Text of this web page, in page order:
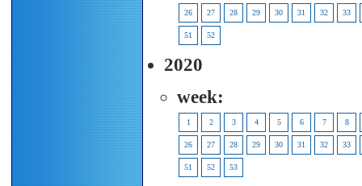
26 27 28 29 30 31 32 33
51 52
2020
week:
1 2 3 4 5 6 7 8
26 27 28 29 30 31 32 33
51 52 53